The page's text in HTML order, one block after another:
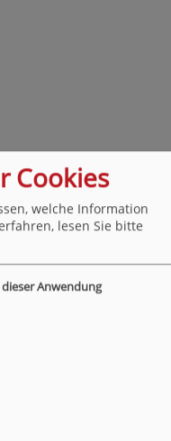
Cookies
welche Information
lesen Sie bitte
Anwendung